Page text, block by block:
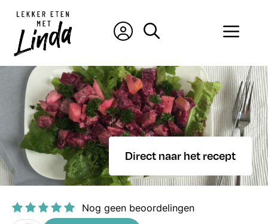
naar
inhoud
Direct naar het recept
Nog geen beoordelingen